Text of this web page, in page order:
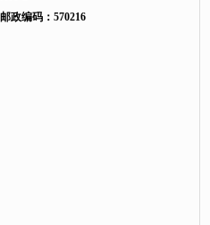
邮政编码：570216